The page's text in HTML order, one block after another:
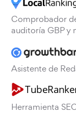
Comprobador
auditoría GBP y
Asistente de
Herramienta